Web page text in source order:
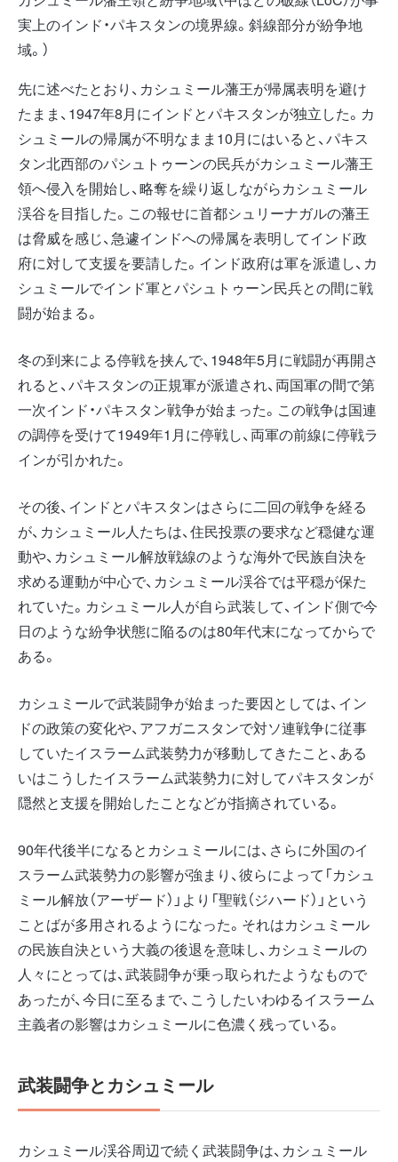
実上のインド・パキスタンの境界線。斜線部分が紛争地
域。）
先に述べたとおり、カシュミール藩王が帰属表明を避け
たまま、1947年8月にインドとパキスタンが独立した。カ
シュミールの帰属が不明なまま10月にはいると、パキス
タン北西部のパシュトゥーンの民兵がカシュミール藩王
領へ侵入を開始し、略奪を繰り返しながらカシュミール
渓谷を目指した。この報せに首都シュリーナガルの藩王
は脅威を感じ、急遽インドへの帰属を表明してインド政
府に対して支援を要請した。インド政府は軍を派遣し、カ
シュミールでインド軍とパシュトゥーン民兵との間に戦
闘が始まる。
冬の到来による停戦を挟んで、1948年5月に戦闘が再開さ
れると、パキスタンの正規軍が派遣され、両国軍の間で第
一次インド・パキスタン戦争が始まった。この戦争は国連
の調停を受けて1949年1月に停戦し、両軍の前線に停戦ラ
インが引かれた。
その後、インドとパキスタンはさらに二回の戦争を経る
が、カシュミール人たちは、住民投票の要求など穏健な運
動や、カシュミール解放戦線のような海外で民族自決を
求める運動が中心で、カシュミール渓谷では平穏が保た
れていた。カシュミール人が自ら武装して、インド側で今
日のような紛争状態に陥るのは80年代末になってからで
ある。
カシュミールで武装闘争が始まった要因としては、イン
ドの政策の変化や、アフガニスタンで対ソ連戦争に従事
していたイスラーム武装勢力が移動してきたこと、ある
いはこうしたイスラーム武装勢力に対してパキスタンが
隠然と支援を開始したことなどが指摘されている。
90年代後半になるとカシュミールには、さらに外国のイ
スラーム武装勢力の影響が強まり、彼らによって「カシュ
ミール解放（アーザード）」より「聖戦（ジハード）」という
ことばが多用されるようになった。それはカシュミール
の民族自決という大義の後退を意味し、カシュミールの
人々にとっては、武装闘争が乗っ取られたようなもので
あったが、今日に至るまで、こうしたいわゆるイスラーム
主義者の影響はカシュミールに色濃く残っている。
武装闘争とカシュミール
カシュミール渓谷周辺で続く武装闘争は、カシュミール